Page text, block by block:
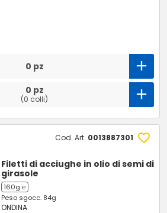
0 pz
0 pz
(0 colli)
Cod. Art. 0013887301
Filetti di acciughe in olio di semi di
girasole
160g ℮
Peso sgocc. 84g
ONDINA